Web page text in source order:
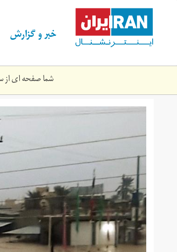
content خبر و گزارش
شما صفحه ای از
f-
s-
9.‎1399-
3442-
2.jpg